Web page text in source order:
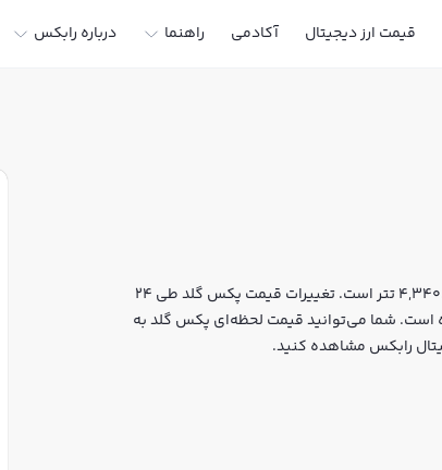
قیمت ارز دیجیتال آکادمی راهنما درباره رابکس
قیمت لحظه‌ای پکس گلد هم اکنون معادل 806,294,570 تومان یا 4,340.52 تتر است. تغییرات قیمت پکس گلد طی 24
و مارکت کپ آن به 1,898,635,499 دلار رسیده است. شما می‌توانید قیمت لحظه‌ای پکس گلد به
رابکس مشاهده کنید.